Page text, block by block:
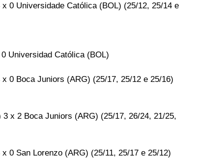
0 Universidade Católica (BOL) (25/12, 25/14 e
Universidad Católica (BOL)
0 Boca Juniors (ARG) (25/17, 25/12 e 25/16)
x 2 Boca Juniors (ARG) (25/17, 26/24, 21/25,
0 San Lorenzo (ARG) (25/11, 25/17 e 25/12)